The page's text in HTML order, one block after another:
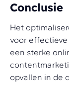
Conclusie
Het
voor
een sterke
opvallen in de